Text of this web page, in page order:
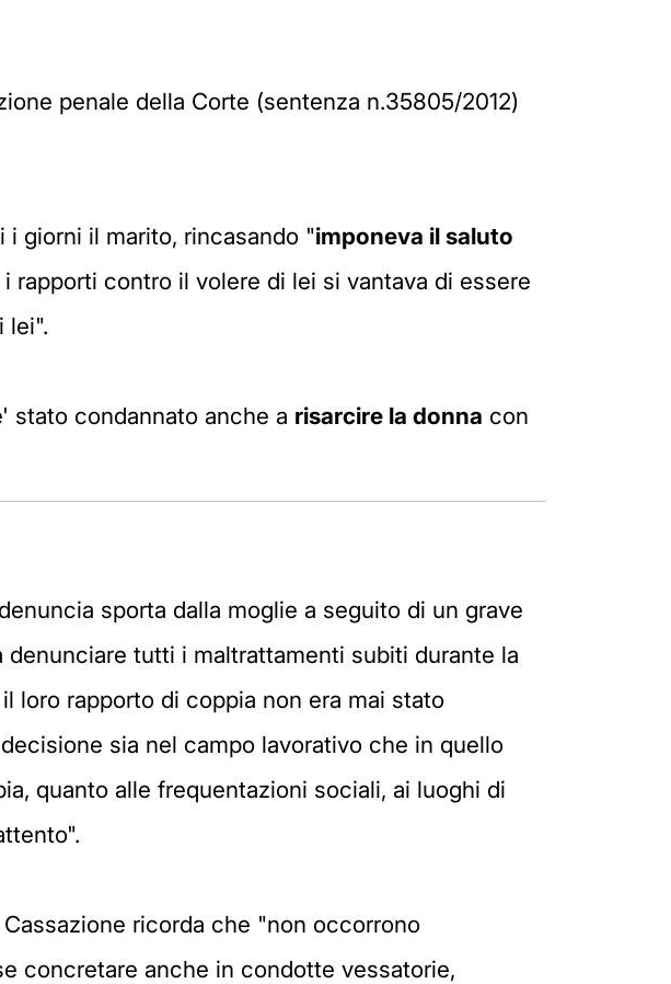
penale della Corte (sentenza n.35805/2012)
i giorni il marito, rincasando "imponeva il saluto
rapporti contro il volere di lei si vantava di essere
lei".
stato condannato anche a risarcire la donna con
sporta dalla moglie a seguito di un grave
tutti i maltrattamenti subiti durante la
loro rapporto di coppia non era mai stato
sia nel campo lavorativo che in quello
quanto alle frequentazioni sociali, ai luoghi di
ricorda che "non occorrono
concretare anche in condotte vessatorie,